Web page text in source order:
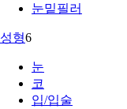
눈밑필러
성형6
눈
코
입/입술